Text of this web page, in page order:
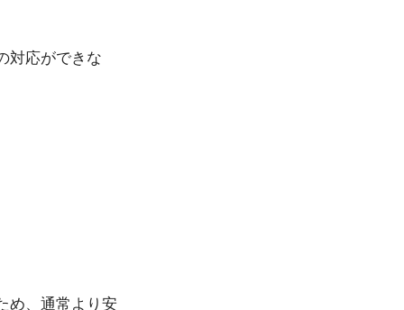
対応ができな
め、通常より安